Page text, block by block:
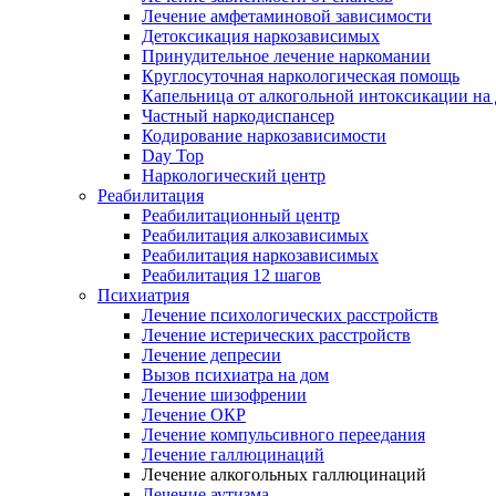
Лечение амфетаминовой зависимости
Детоксикация наркозависимых
Принудительное лечение наркомании
Круглосуточная наркологическая помощь
Капельница от алкогольной интоксикации на
Частный наркодиспансер
Кодирование наркозависимости
Day Top
Наркологический центр
Реабилитация
Реабилитационный центр
Реабилитация алкозависимых
Реабилитация наркозависимых
Реабилитация 12 шагов
Психиатрия
Лечение психологических расстройств
Лечение истерических расстройств
Лечение депресии
Вызов психиатра на дом
Лечение шизофрении
Лечение ОКР
Лечение компульсивного переедания
Лечение галлюцинаций
Лечение алкогольных галлюцинаций